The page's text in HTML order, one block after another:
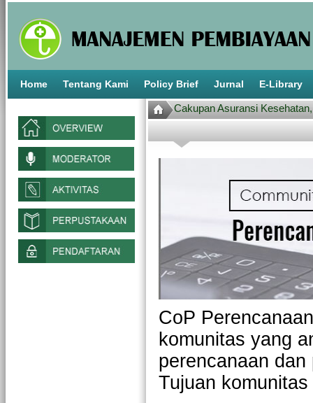
Home Tentang Kami Policy Brief Jurnal E-Library
Cakupan Asuransi Kesehatan,
Perlindungan Finansial di Kalangan
CoP
komunitas yang
perencanaan
Tujuan